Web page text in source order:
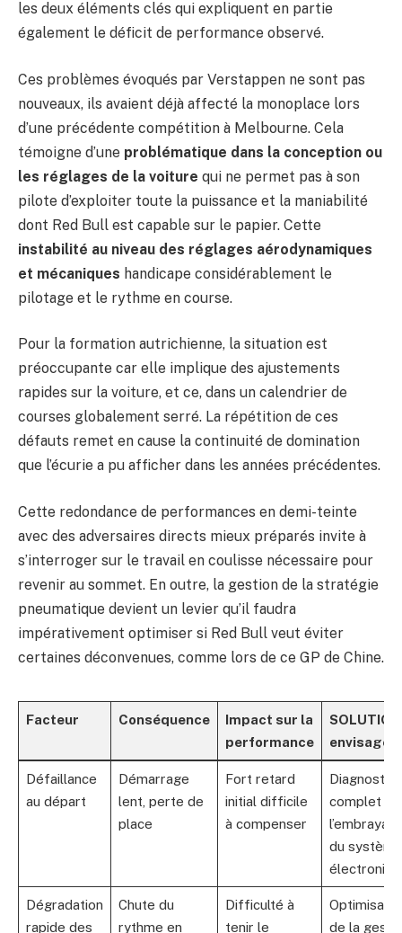
les deux éléments clés qui expliquent en partie
également le déficit de performance observé.
Ces problèmes évoqués par Verstappen ne sont pas
nouveaux, ils avaient déjà affecté la monoplace lors
d’une précédente compétition à Melbourne. Cela
témoigne d’une problématique dans la conception ou
les réglages de la voiture qui ne permet pas à son
pilote d’exploiter toute la puissance et la maniabilité
dont Red Bull est capable sur le papier. Cette
instabilité au niveau des réglages aérodynamiques
et mécaniques handicape considérablement le
pilotage et le rythme en course.
Pour la formation autrichienne, la situation est
préoccupante car elle implique des ajustements
rapides sur la voiture, et ce, dans un calendrier de
courses globalement serré. La répétition de ces
défauts remet en cause la continuité de domination
que l’écurie a pu afficher dans les années précédentes.
Cette redondance de performances en demi-teinte
avec des adversaires directs mieux préparés invite à
s’interroger sur le travail en coulisse nécessaire pour
revenir au sommet. En outre, la gestion de la stratégie
pneumatique devient un levier qu’il faudra
impérativement optimiser si Red Bull veut éviter
certaines déconvenues, comme lors de ce GP de Chine.
Facteur Conséquence
Impact sur la
performance
SOLUTION
envisagée
Défaillance
au départ
Démarrage
lent, perte de
place
Fort retard
initial difficile
à compenser
Diagnostic
complet de
du système
Dégradation
rapide des
Chute du
rythme en
Difficulté à
tenir le
de la